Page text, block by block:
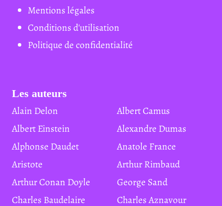
Mentions légales
Conditions d'utilisation
Politique de confidentialité
Les auteurs
Alain Delon
Albert Camus
Albert Einstein
Alexandre Dumas
Alphonse Daudet
Anatole France
Aristote
Arthur Rimbaud
Arthur Conan Doyle
George Sand
Charles Baudelaire
Charles Aznavour